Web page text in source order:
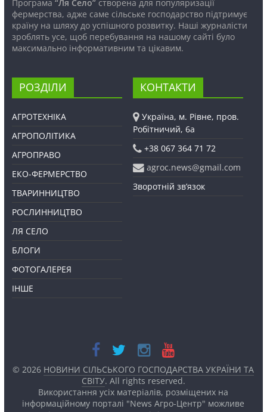
Програма “Ля Село”створена для популяризації
фермерства, адже саме сільське господарство підтримує
країну на шляху до успішного розвитку. Наші журналісти
зроблять усе, щоб перебування на нашому сайті було
максимально інформативним та цікавим.
РОЗДІЛИ
АГРОТЕХНІКА
АГРОПОЛІТИКА
АГРОПРАВО
ЕКО-ФЕРМЕРСТВО
ТВАРИННИЦТВО
РОСЛИННИЦТВО
ЛЯ СЕЛО
БЛОГИ
ФОТОГАЛЕРЕЯ
ІНШЕ
КОНТАКТИ
Україна, м. Рівне, пров.
Робітничий, 6а
+38 067 364 71 72
agroc.news@gmail.com
Зворотній зв’язок
© 2026 НОВИНИ СІЛЬСЬКОГО ГОСПОДАРСТВА УКРАЇНИ ТА
СВІТУ. All rights reserved.
Використання усіх матеріалів, розміщених на
інформаційному порталі "News Агро-Центр" можливе